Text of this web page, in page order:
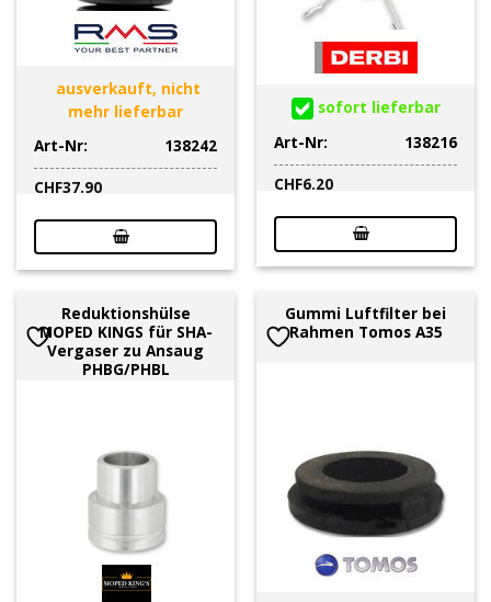
ausverkauft, nicht
mehr lieferbar
Art-Nr:
138242
CHF37.90
sofort lieferbar
Art-Nr:
138216
CHF6.20
Reduktionshülse
MOPED KINGS für SHA-
Vergaser zu Ansaug
PHBG/PHBL
Gummi Luftfilter bei
Rahmen Tomos A35